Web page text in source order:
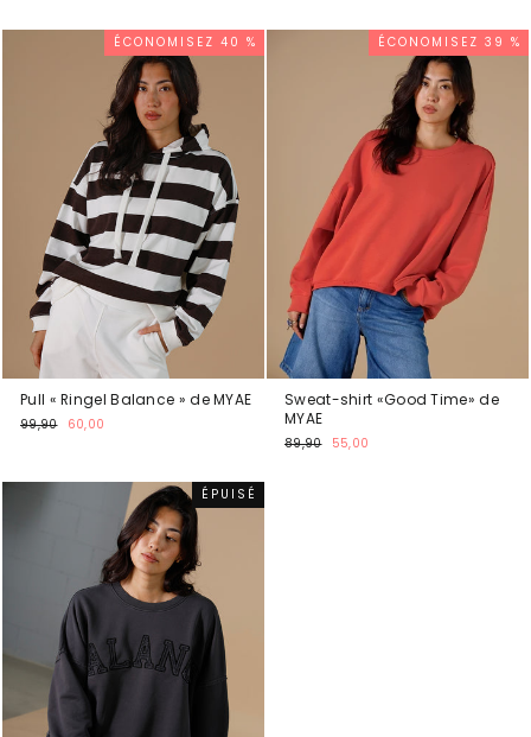
ÉCONOMISEZ 40 %
Pull « Ringel Balance » de MYAE
Prix
99,90
Prix
60,00
ÉCONOMISEZ 39 %
Sweat-shirt «Good Time» de
MYAE
Prix
89,90
Prix
55,00
ÉPUISÉ